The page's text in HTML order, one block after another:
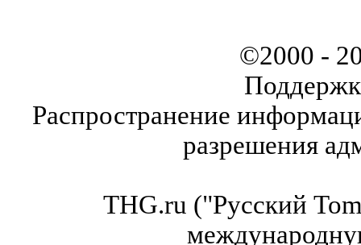
©2000 -
Распространение
разрешения
THG.ru ("Русский